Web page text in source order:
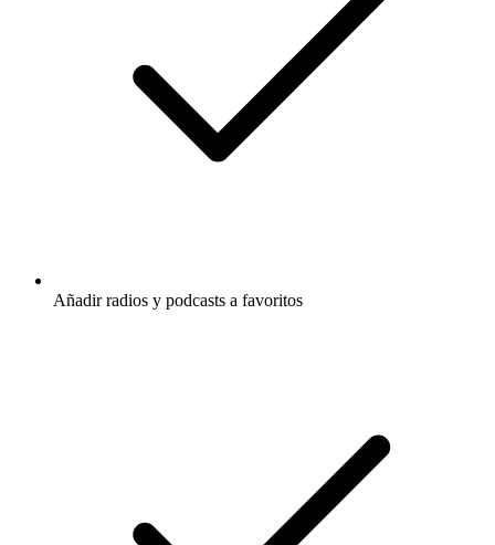
Añadir radios y podcasts a favoritos